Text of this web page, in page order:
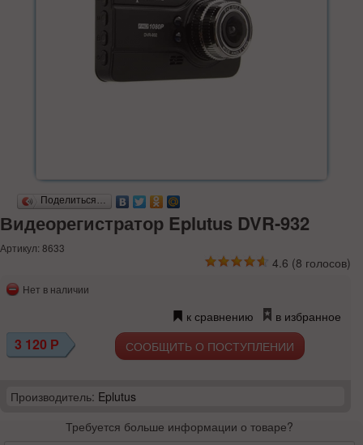
Поделиться…
Видеорегистратор Eplutus DVR-932
Артикул: 8633
4.6 (8 голосов)
Нет в наличии
к сравнению в избранное
3 120 Р СООБЩИТЬ О ПОСТУПЛЕНИИ
Производитель: Eplutus
Требуется больше информации о товаре?